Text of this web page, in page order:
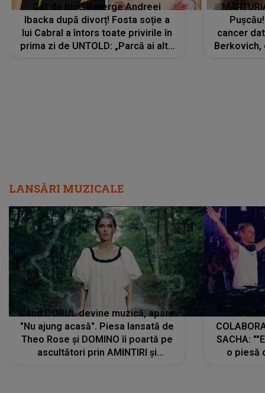
Cât de bine îi merge Andreei
Ibacka după divorț! Fosta soție a
lui Cabral a întors toate privirile în
prima zi de UNTOLD: „Parcă ai altă
cancer
Berkovich,
LANSĂRI MUZICALE
Când DORUL devine muzică, apare
"Nu ajung acasă". Piesa lansată de
Theo Rose și DOMINO îi poartă pe
ascultători prin AMINTIRI și
SACHA:
o piesă